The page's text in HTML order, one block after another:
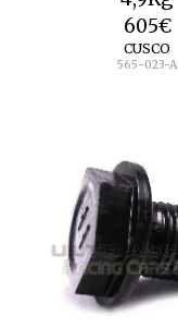
605€
CUSCO
565-023-A